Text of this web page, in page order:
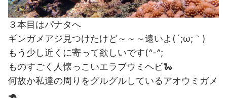
３本目はパナタへ
ギンガメアジ見つけたけど～～～遠いよ(´;ω;｀)
もう少し近くに寄って欲しいです(^-^;
ものすごく人懐っこいエラブウミヘビ🐍
何故か私達の周りをグルグルしているアオウミガメ
🐢